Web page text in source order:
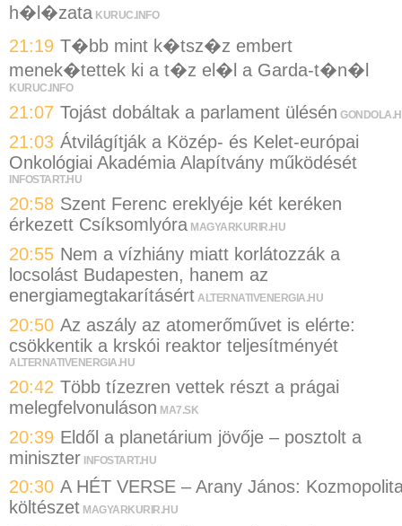
h�l�zata KURUC.INFO
21:19 T�bb mint k�tsz�z embert
menek�tettek ki a t�z el�l a Garda-t�n�l
KURUC.INFO
21:07 Tojást dobáltak a parlament ülésén
21:03 Átvilágítják a Közép- és Kelet-európai
Onkológiai Akadémia Alapítvány működését
INFOSTART.HU
20:58 Szent Ferenc ereklyéje két keréken
érkezett Csíksomlyóra MAGYARKURIR.HU
20:55 Nem a vízhiány miatt korlátozzák a
locsolást Budapesten, hanem az
energiamegtakarításért ALTERNATIVENERGIA.HU
20:50 Az aszály az atomerőművet is elérte:
csökkentik a krskói reaktor teljesítményét
ALTERNATIVENERGIA.HU
20:42 Több tízezren vettek részt a prágai
melegfelvonuláson MA7.SK
20:39 Eldől a planetárium jövője – posztolt a
miniszter INFOSTART.HU
20:30 A HÉT VERSE – Arany János:
költészet MAGYARKURIR.HU